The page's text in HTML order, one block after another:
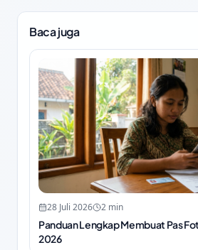
Baca juga
28 Juli 2026 2 min
Panduan Lengkap Membuat Pas
2026